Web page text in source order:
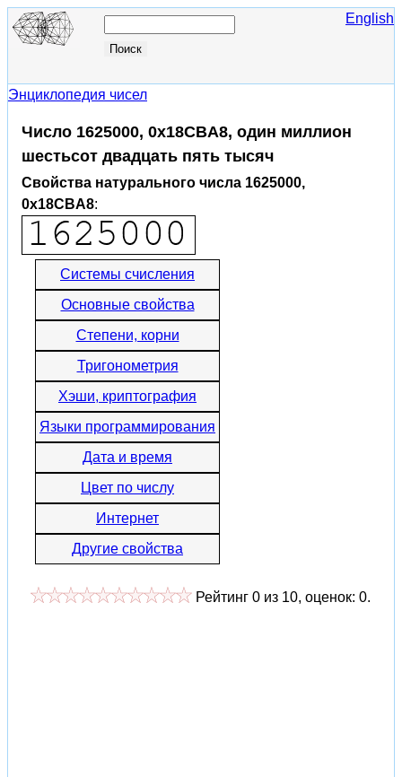
English
Энциклопедия чисел
Число 1625000, 0x18CBA8, один миллион
шестьсот двадцать пять тысяч
Свойства натурального числа 1625000,
0x18CBA8:
Системы счисления
Основные свойства
Степени, корни
Тригонометрия
Хэши, криптография
Языки программирования
Дата и время
Цвет по числу
Интернет
Другие свойства
Рейтинг 0 из 10, оценок: 0.